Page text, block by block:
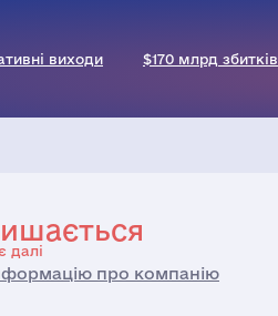
виходи $170 млрд збитків
далі
про компанію